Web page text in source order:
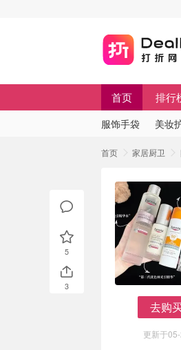
首页 排行
服饰手袋 美妆
首页 家居厨卫
去购
更新于
5
3